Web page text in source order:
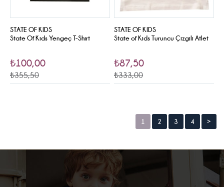
STATE OF KIDS
State Of Kids Yengeç T-Shirt
₺100,00
₺355,50
STATE OF KIDS
State of Kids Turuncu Çizgili Atlet
₺87,50
₺333,00
1 2 3 4 >